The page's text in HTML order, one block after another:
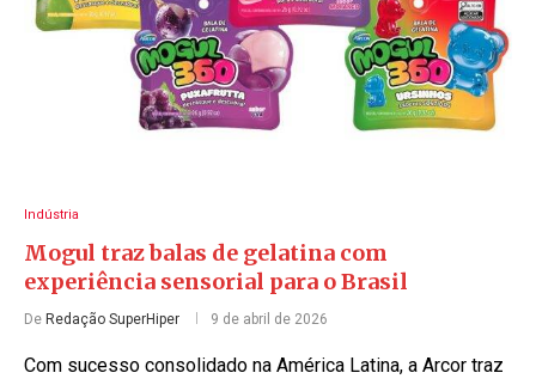
Indústria
Mogul traz balas de gelatina com
experiência sensorial para o Brasil
De Redação SuperHiper 9 de abril de 2026
Com sucesso consolidado na América Latina, a Arcor traz